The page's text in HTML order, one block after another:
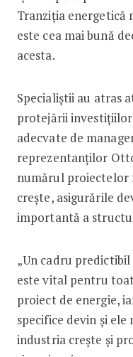
Tranziția energetică
este cea mai bună
acesta.
Specialiștii au atras
protejării
adecvate de
reprezentanților
numărul proiectelor
crește, asigurările
importantă a
„Un cadru
este vital pentru
proiect de energie,
specifice devin și
industria crește și